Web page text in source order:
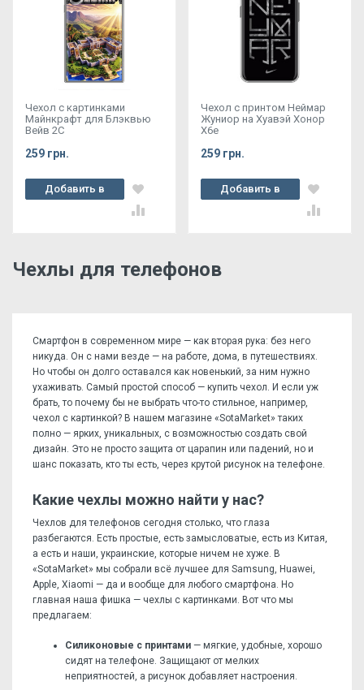
Чехол с картинками
Майнкрафт для Блэквью
Вейв 2С
259 грн.
Добавить в
корзину
Чехол с принтом Неймар
Жуниор на Хуавэй Хонор
Х6е
259 грн.
Добавить в
корзину
Чехлы для телефонов
Смартфон в современном мире — как вторая рука: без него
никуда. Он с нами везде — на работе, дома, в путешествиях.
Но чтобы он долго оставался как новенький, за ним нужно
ухаживать. Самый простой способ — купить чехол. И если уж
брать, то почему бы не выбрать что-то стильное, например,
чехол с картинкой? В нашем магазине «SotaMarket» таких
полно — ярких, уникальных, с возможностью создать свой
дизайн. Это не просто защита от царапин или падений, но и
шанс показать, кто ты есть, через крутой рисунок на телефоне.
Какие чехлы можно найти у нас?
Чехлов для телефонов сегодня столько, что глаза
разбегаются. Есть простые, есть замысловатые, есть из Китая,
а есть и наши, украинские, которые ничем не хуже. В
«SotaMarket» мы собрали всё лучшее для Samsung, Huawei,
Apple, Xiaomi — да и вообще для любого смартфона. Но
главная наша фишка — чехлы с картинками. Вот что мы
предлагаем:
Силиконовые с принтами — мягкие, удобные, хорошо
сидят на телефоне. Защищают от мелких
неприятностей, а рисунок добавляет настроения.